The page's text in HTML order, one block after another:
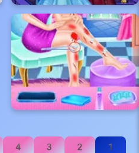
1
2
3
4